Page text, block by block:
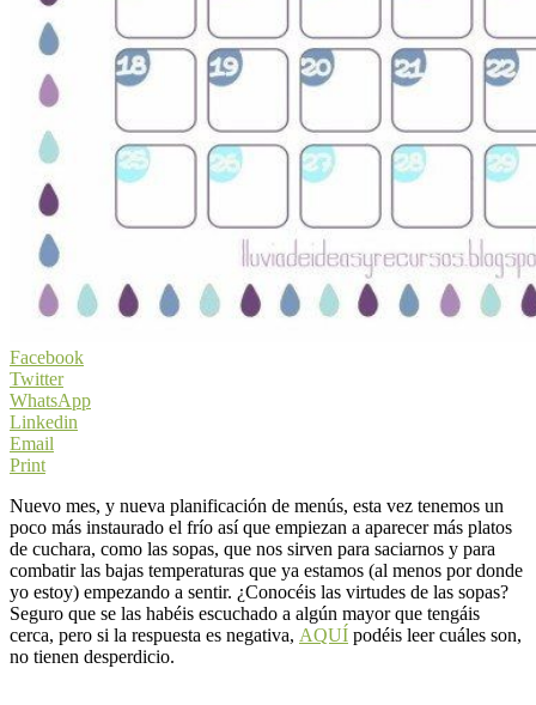
Facebook
Twitter
WhatsApp
Linkedin
Email
Print
Nuevo mes, y nueva planificación de menús, esta vez tenemos un
poco más instaurado el frío así que empiezan a aparecer más platos
de cuchara, como las sopas, que nos sirven para saciarnos y para
combatir las bajas temperaturas que ya estamos (al menos por donde
yo estoy) empezando a sentir. ¿Conocéis las virtudes de las sopas?
Seguro que se las habéis escuchado a algún mayor que tengáis
cerca, pero si la respuesta es negativa, AQUÍ podéis leer cuáles son,
no tienen desperdicio.